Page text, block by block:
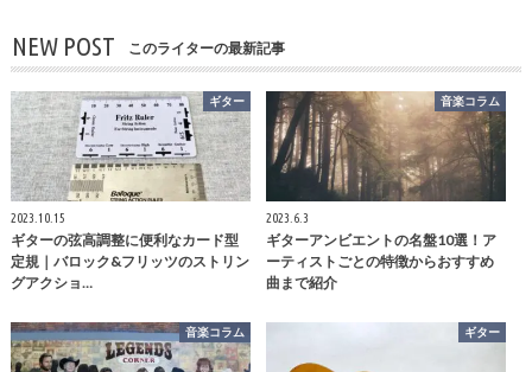
NEW POST このライターの最新記事
ギター
2023.10.15
ギターの弦高調整に便利なカード型
定規｜バロック&フリッツのストリン
グアクショ…
音楽コラム
2023.6.3
ギターアンビエントの名盤10選！ア
ーティストごとの特徴からおすすめ
曲まで紹介
音楽コラム ギター